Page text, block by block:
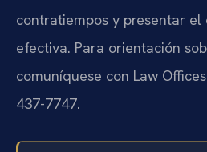
contratiempos y presentar el
efectiva. Para orientación
comuníquese con Law
437-7747.